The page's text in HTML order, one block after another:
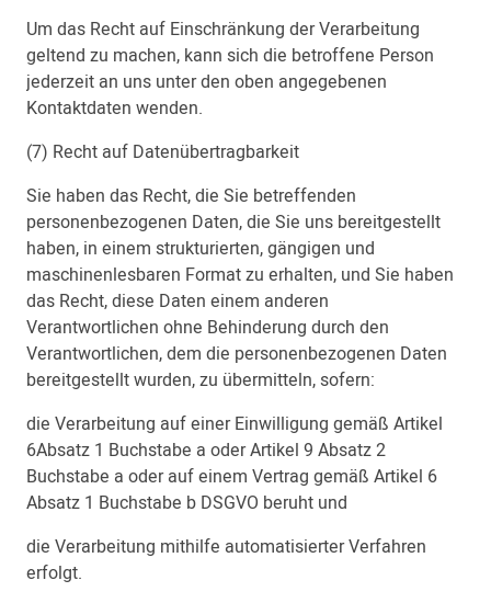
Um das Recht auf Einschränkung der Verarbeitung
geltend zu machen, kann sich die betroffene Person
jederzeit an uns unter den oben angegebenen
Kontaktdaten wenden.
(7) Recht auf Datenübertragbarkeit
Sie haben das Recht, die Sie betreffenden
personenbezogenen Daten, die Sie uns bereitgestellt
haben, in einem strukturierten, gängigen und
maschinenlesbaren Format zu erhalten, und Sie haben
das Recht, diese Daten einem anderen
Verantwortlichen ohne Behinderung durch den
Verantwortlichen, dem die personenbezogenen Daten
bereitgestellt wurden, zu übermitteln, sofern:
die Verarbeitung auf einer Einwilligung gemäß Artikel
6Absatz 1 Buchstabe a oder Artikel 9 Absatz 2
Buchstabe a oder auf einem Vertrag gemäß Artikel 6
Absatz 1 Buchstabe b DSGVO beruht und
die Verarbeitung mithilfe automatisierter Verfahren
erfolgt.